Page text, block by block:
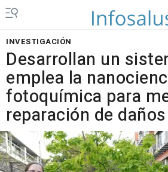
INVESTIGACIÓN
Desarrollan un
emplea la
fotoquímica para
reparación de